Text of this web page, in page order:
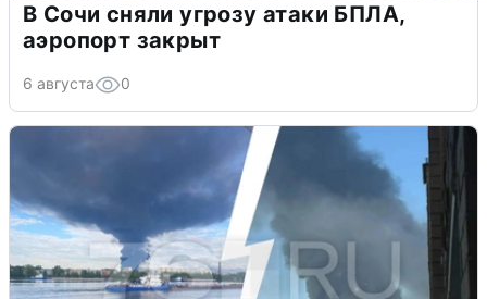
В Сочи сняли угрозу атаки БПЛА,
аэропорт закрыт
6 августа 0